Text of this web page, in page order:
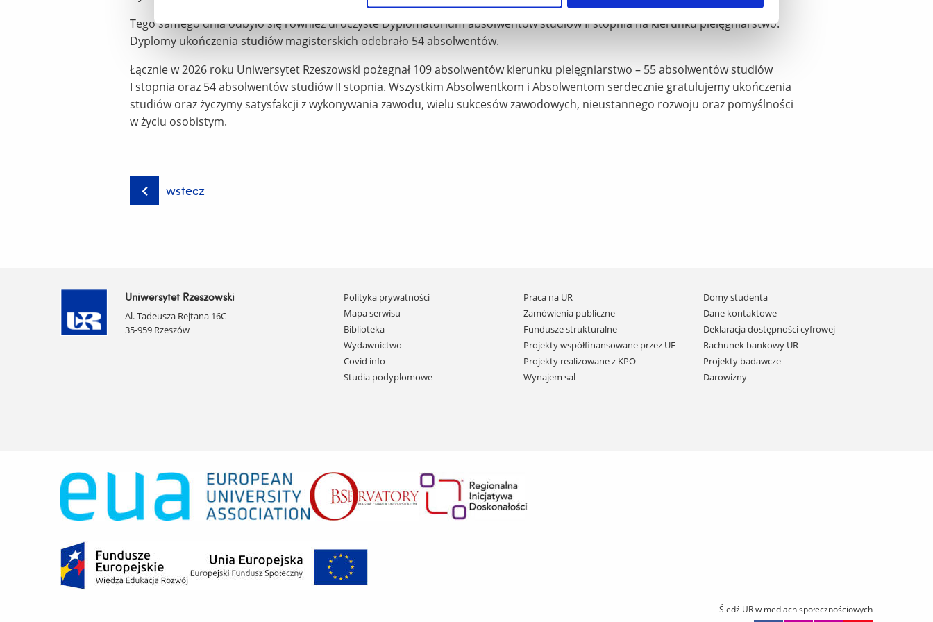
Tego samego dnia odbyło się również uroczyste Dyplomatorium absolwentów studiów II stopnia na kierunku pielęgniarstwo.
Dyplomy ukończenia studiów magisterskich odebrało 54 absolwentów.
Łącznie w 2026 roku Uniwersytet Rzeszowski pożegnał 109 absolwentów kierunku pielęgniarstwo – 55 absolwentów studiów
I stopnia oraz 54 absolwentów studiów II stopnia. Wszystkim Absolwentkom i Absolwentom serdecznie gratulujemy ukończenia
studiów oraz życzymy satysfakcji z wykonywania zawodu, wielu sukcesów zawodowych, nieustannego rozwoju oraz pomyślności
w życiu osobistym.
wstecz
Uniwersytet Rzeszowski
Al. Tadeusza Rejtana 16C
35-959 Rzeszów
Pomiń
nawigację
i
przejdź
do
treści
Polityka prywatności
Mapa serwisu
Biblioteka
Wydawnictwo
Covid info
Studia podyplomowe
Praca na UR
Zamówienia publiczne
Fundusze strukturalne
Projekty współfinansowane przez UE
Projekty realizowane z KPO
Wynajem sal
Domy studenta
Dane kontaktowe
Deklaracja dostępności cyfrowej
Rachunek bankowy UR
Projekty badawcze
Darowizny
Śledź UR w mediach społecznościowych